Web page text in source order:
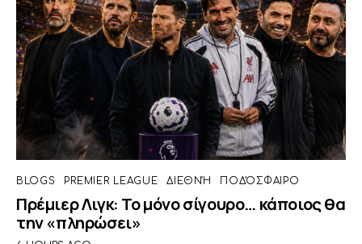
BLOGS PREMIER LEAGUE ΔΙΕΘΝΉ ΠΟΔΌΣΦΑΙΡΟ
Πρέμιερ Λιγκ: Το μόνο σίγουρο… κάποιος θα
την «πληρώσει»